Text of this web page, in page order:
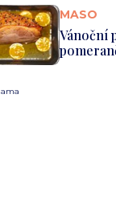
MASO
Vánoční